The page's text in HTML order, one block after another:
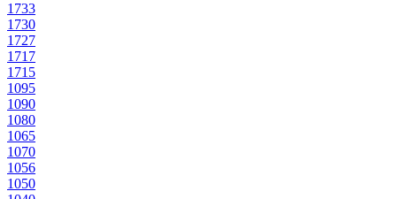
1733
1730
1727
1717
1715
1095
1090
1080
1065
1070
1056
1050